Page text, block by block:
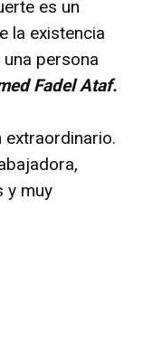
es un
la existencia
persona
Fadel Ataf.
extraordinario.
y muy